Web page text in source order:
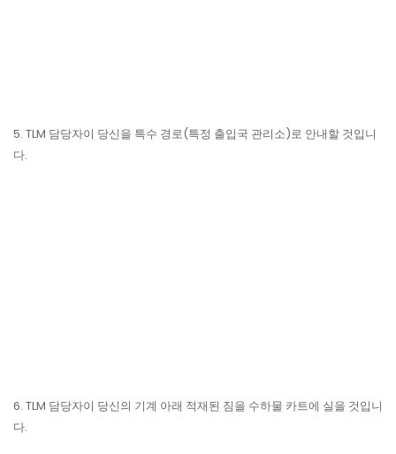
5. TLM 담당자이 당신을 특수 경로(특정 출입국 관리소)로 안내할 것입니
다.
6. TLM 담당자이 당신의 기계 아래 적재된 짐을 수하물 카트에 실을 것입니
다.